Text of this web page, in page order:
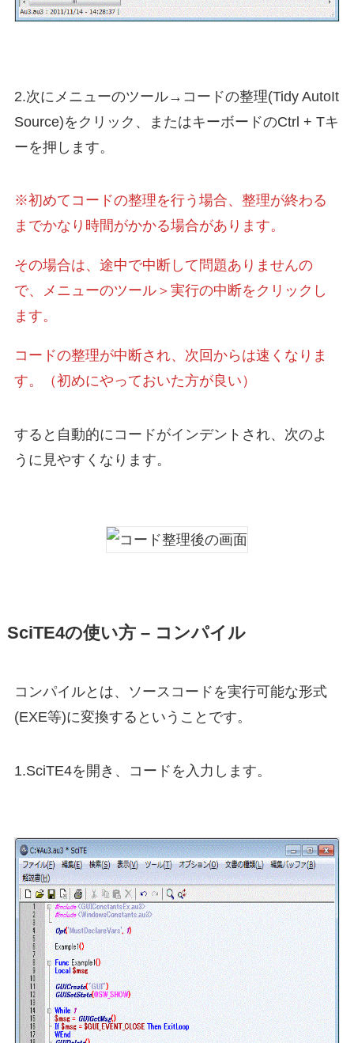
2.次にメニューのツール→コードの整理(Tidy AutoIt
Source)をクリック、またはキーボードのCtrl + Tキ
ーを押します。
※初めてコードの整理を行う場合、整理が終わる
までかなり時間がかかる場合があります。
その場合は、途中で中断して問題ありませんの
で、メニューのツール＞実行の中断をクリックし
ます。
コードの整理が中断され、次回からは速くなりま
す。（初めにやっておいた方が良い）
すると自動的にコードがインデントされ、次のよ
うに見やすくなります。
SciTE4の使い方 – コンパイル
コンパイルとは、ソースコードを実行可能な形式
(EXE等)に変換するということです。
1.SciTE4を開き、コードを入力します。